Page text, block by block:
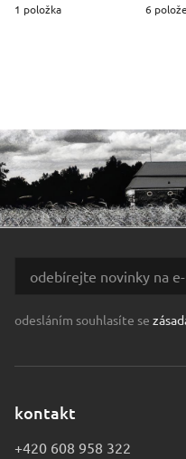
1 položka 6
odesláním souhlasíte se
kontakt
+420 608 958 322